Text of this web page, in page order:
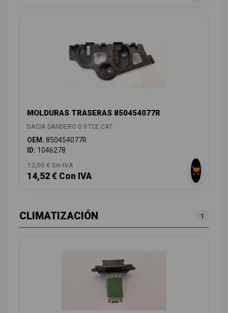
MOLDURAS TRASERAS 850454077R
DACIA SANDERO 0.9 TCE CAT
OEM: 850454077R
ID: 1046278
12,00 € Sin IVA
14,52 € Con IVA
CLIMATIZACIÓN 1